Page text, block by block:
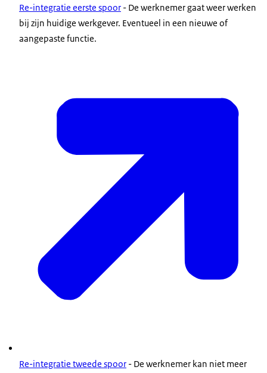
Re-integratie eerste spoor - De werknemer gaat weer werken
bij zijn huidige werkgever. Eventueel in een nieuwe of
aangepaste functie.
Re-integratie tweede spoor - De werknemer kan niet meer